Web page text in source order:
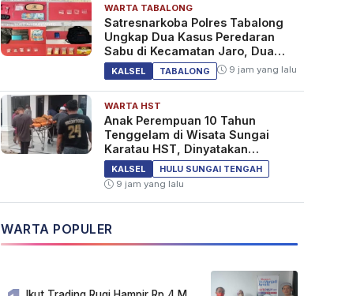
WARTA TABALONG
Satresnarkoba Polres Tabalong
Ungkap Dua Kasus Peredaran
Sabu di Kecamatan Jaro, Dua
Pelaku Diamankan
KALSEL TABALONG 9 jam yang lalu
WARTA HST
Anak Perempuan 10 Tahun
Tenggelam di Wisata Sungai
Karatau HST, Dinyatakan
Meninggal Dunia
KALSEL
HULU SUNGAI TENGAH
9 jam yang lalu
WARTA POPULER